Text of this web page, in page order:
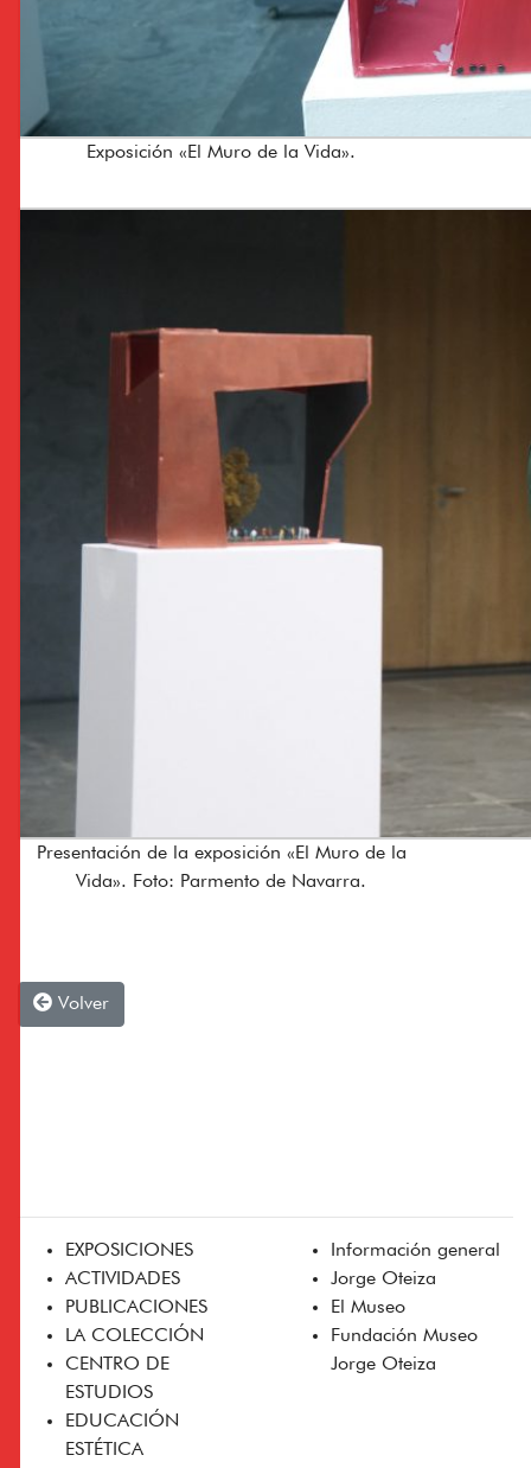
Exposición «El Muro de la Vida».
Presentación de la exposición «El Muro de la
Vida». Foto: Parmento de Navarra.
Volver
EXPOSICIONES
ACTIVIDADES
PUBLICACIONES
LA COLECCIÓN
CENTRO DE
ESTUDIOS
EDUCACIÓN
ESTÉTICA
Información general
Jorge Oteiza
El Museo
Fundación Museo
Jorge Oteiza